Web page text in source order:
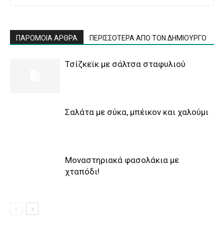
ΠΑΡΟΜΟΙΑ ΑΡΘΡΑ ΠΕΡΙΣΣΟΤΕΡΑ ΑΠΟ ΤΟΝ ΔΗΜΙΟΥΡΓΟ
Τσίζκεϊκ με σάλτσα σταφυλιού
Σαλάτα με σύκα, μπέικον και χαλούμι
Μοναστηριακά φασολάκια με
χταπόδι!